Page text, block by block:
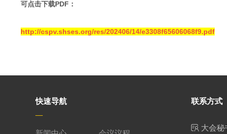
可点击下载PDF：
http://cspv.shses.org/res/202406/14/e3308f65606068f9.pdf
快速导航 联系方式
大会秘